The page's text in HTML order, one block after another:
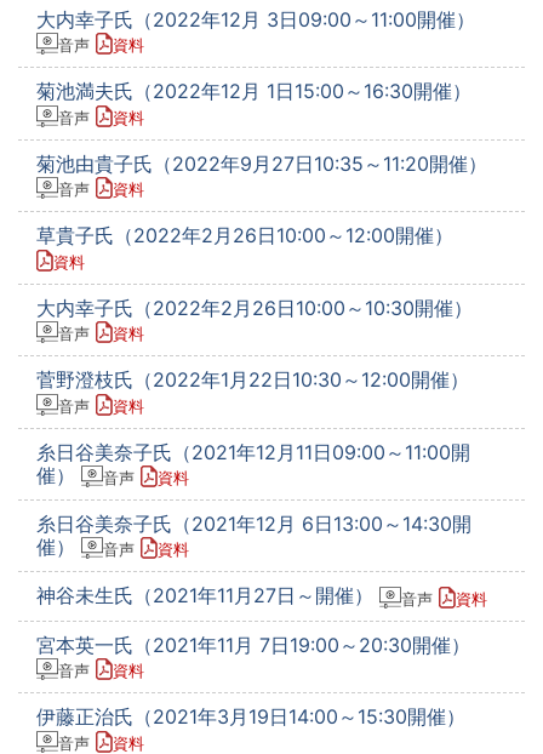
大内幸子氏（2022年12月 3日09:00～11:00開催）
音声 資料
菊池満夫氏（2022年12月 1日15:00～16:30開催）
音声 資料
菊池由貴子氏（2022年9月27日10:35～11:20開催）
音声 資料
草貴子氏（2022年2月26日10:00～12:00開催）
資料
大内幸子氏（2022年2月26日10:00～10:30開催）
音声 資料
菅野澄枝氏（2022年1月22日10:30～12:00開催）
音声 資料
糸日谷美奈子氏（2021年12月11日09:00～11:00開
催）
音声 資料
糸日谷美奈子氏（2021年12月 6日13:00～14:30開
催）
音声 資料
神谷未生氏（2021年11月27日～開催） 音声 資料
宮本英一氏（2021年11月 7日19:00～20:30開催）
音声 資料
伊藤正治氏（2021年3月19日14:00～15:30開催）
音声 資料